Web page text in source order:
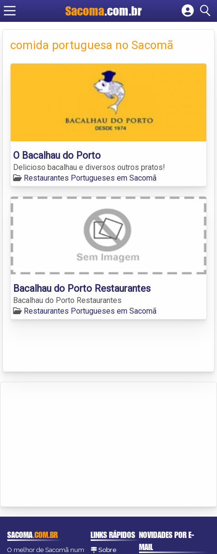
Sacoma.com.br
Cadastrar empresa
Criar conta
comida portuguesa no Sacomã
O Bacalhau do Porto
Delicioso bacalhau e diversos outros pratos!
Restaurantes Portugueses em Sacomã
Bacalhau do Porto Restaurantes
Bacalhau do Porto Restaurantes
Restaurantes Portugueses em Sacomã
SACOMA.COM.BR
O melhor de Sacomã num
LINKS RÁPIDOS
Sobre
NOVIDADES POR E-
MAIL